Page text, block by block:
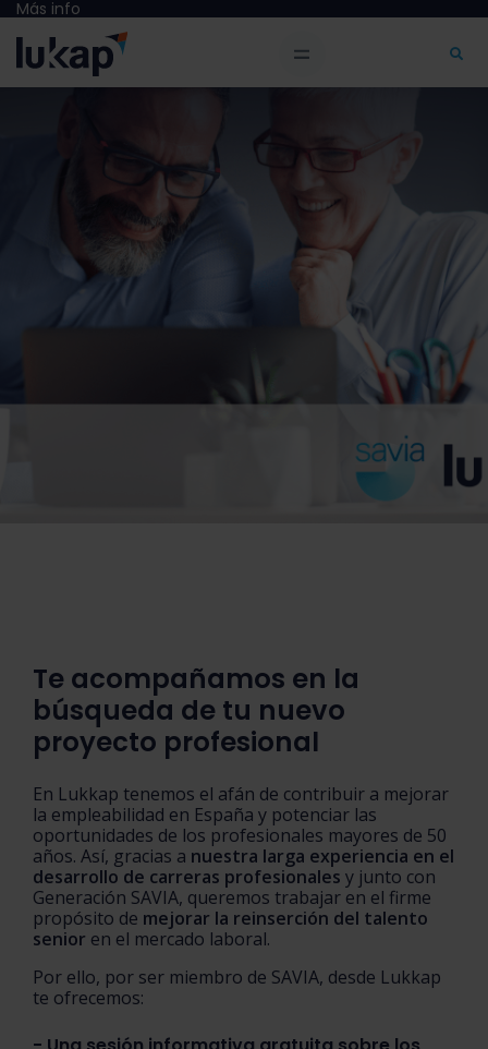
Más info
Te acompañamos en la
búsqueda de tu nuevo
proyecto profesional
En Lukkap tenemos el afán de contribuir a mejorar
la empleabilidad en España y potenciar las
oportunidades de los profesionales mayores de 50
años. Así, gracias a nuestra larga experiencia en el
desarrollo de carreras profesionales y junto con
Generación SAVIA, queremos trabajar en el firme
propósito de mejorar la reinserción del talento
senior en el mercado laboral.
Por ello, por ser miembro de SAVIA, desde Lukkap
te ofrecemos: